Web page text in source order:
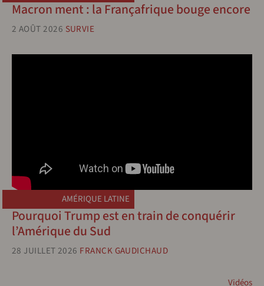
Macron ment : la Françafrique bouge encore
2 AOÛT 2026 SURVIE
AMÉRIQUE LATINE
Pourquoi Trump est en train de conquérir
l’Amérique du Sud
28 JUILLET 2026 FRANCK GAUDICHAUD
Vidéos